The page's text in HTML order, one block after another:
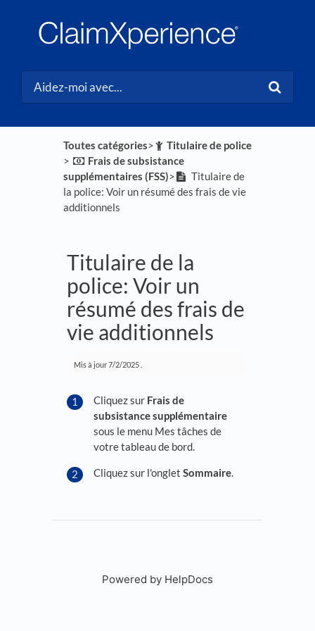
Toutes catégories​>​ ​Titulaire de police​
> ​
​Frais de subsistance
supplémentaires (FSS)​>​
Titulaire de
la police: Voir un résumé des frais de vie
additionnels
Titulaire de la
police: Voir un
résumé des frais de
vie additionnels
Mis à jour7/2/2025
Cliquez sur Frais de
subsistance supplémentaire
sous le menu Mes tâches de
votre tableau de bord.
Cliquez sur l'onglet Sommaire.
Powered by HelpDocs